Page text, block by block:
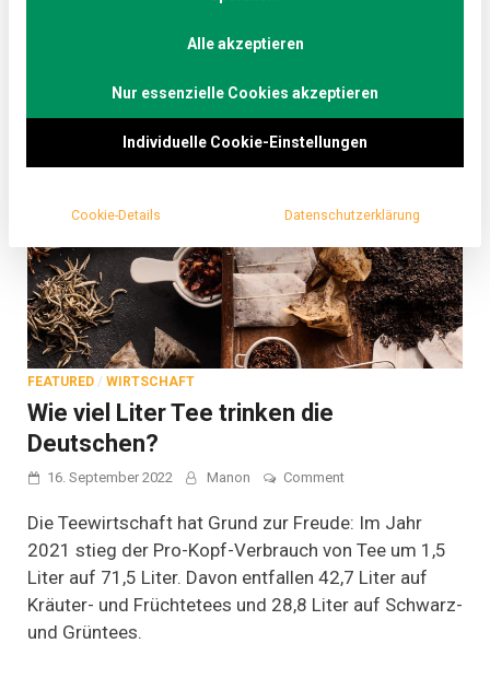
FEATURED / WIRTSCHAFT
Wie viel Liter Tee trinken die
Deutschen?
16. September 2022 Manon Commenton
viel
Liter
Tee
trinken
Deutschen?
Die Teewirtschaft hat Grund zur Freude: Im Jahr
2021 stieg der Pro-Kopf-Verbrauch von Tee um 1,5
Liter auf 71,5 Liter. Davon entfallen 42,7 Liter auf
Kräuter- und Früchtetees und 28,8 Liter auf Schwarz-
und Grüntees.
Alle akzeptieren
Nur essenzielle Cookies akzeptieren
Individuelle Cookie-Einstellungen
Cookie-Details Datenschutzerklärung